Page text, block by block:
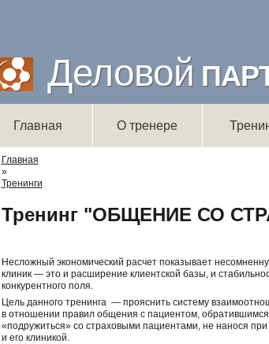
Деловой
Главная О тренере
Вы здесь
Главная
»
Тренинги
Тренинг "ОБЩЕНИЕ СО
Несложный экономический расчет показывает
клиник — это и расширение клиентской базы, и
конкурентного поля.
Цель данного тренинга — прояснить систему
в отношении правил общения с пациентом,
«подружиться» со страховыми пациентами, не нанося
и его клиникой.